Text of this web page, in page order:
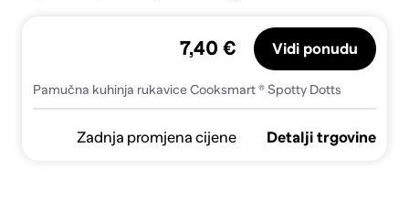
Pamučna kuhinja rukavice Cooksmart ® Spotty Dotts
7,40 € Vidi ponudu
Zadnja promjena cijene Detalji trgovine